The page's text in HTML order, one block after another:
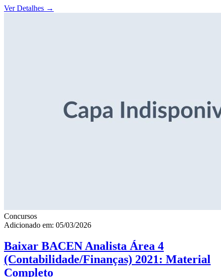
Ver Detalhes →
Concursos
Adicionado em: 05/03/2026
Baixar BACEN Analista Área 4
(Contabilidade/Finanças) 2021: Material
Completo